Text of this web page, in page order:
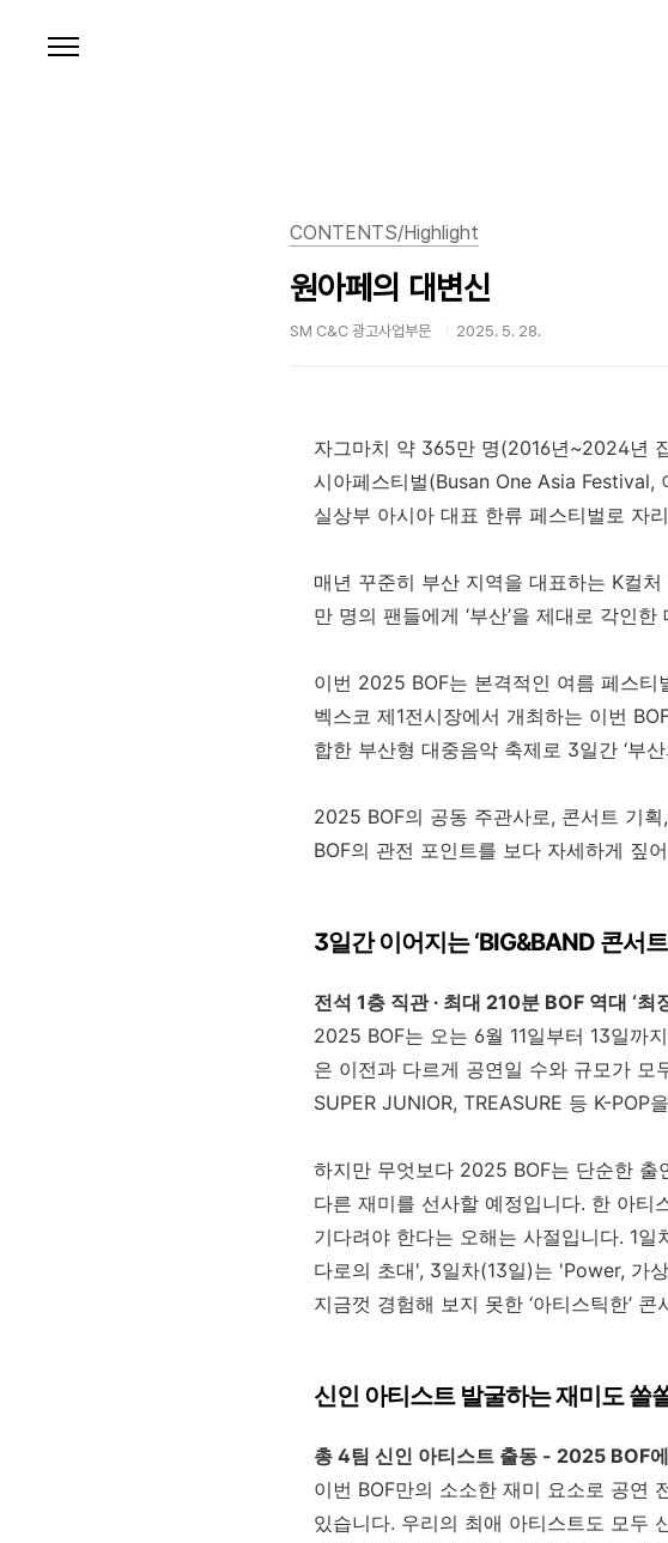
CONTENTS/Highlight
원아페의 대변신
SM C&C 광고사업부문 2025. 5. 28.
자그마치 약 365만 명(2016년~2024년
시아페스티벌(Busan One Asia Festival,
실상부 아시아 대표 한류 페스티벌로 자
매년 꾸준히 부산 지역을 대표하는 K컬처
만 명의 팬들에게 ‘부산’을 제대로 각인한
이번 2025 BOF는 본격적인 여름 페스티
벡스코 제1전시장에서 개최하는 이번
합한 부산형 대중음악 축제로 3일간 ‘부
2025 BOF의 공동 주관사로, 콘서트 기획,
BOF의 관전 포인트를 보다 자세하게 짚
3일간 이어지는‘BIG&BAND 콘서트
전석 1층 직관 ∙ 최대 210분 BOF 역대 ‘최
2025 BOF는 오는 6월 11일부터 13일까
은 이전과 다르게 공연일 수와 규모가 모
SUPER JUNIOR, TREASURE 등 K-POP
하지만 무엇보다 2025 BOF는 단순한 출
다른 재미를 선사할 예정입니다. 한 아티
기다려야 한다는 오해는 사절입니다. 1일
다로의 초대', 3일차(13일)는 'Power, 가
지금껏 경험해 보지 못한 ‘아티스틱한’
신인 아티스트 발굴하는 재미도 쏠
총 4팀 신인 아티스트 출동 - 2025 BOF
이번 BOF만의 소소한 재미 요소로 공연
있습니다. 우리의 최애 아티스트도 모두